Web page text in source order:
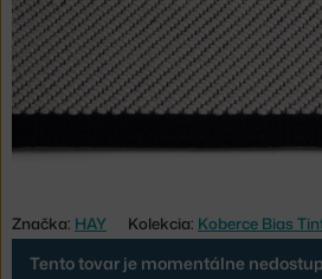
Značka: HAY Kolekcia: Koberce Bias
Tento tovar je momentálne